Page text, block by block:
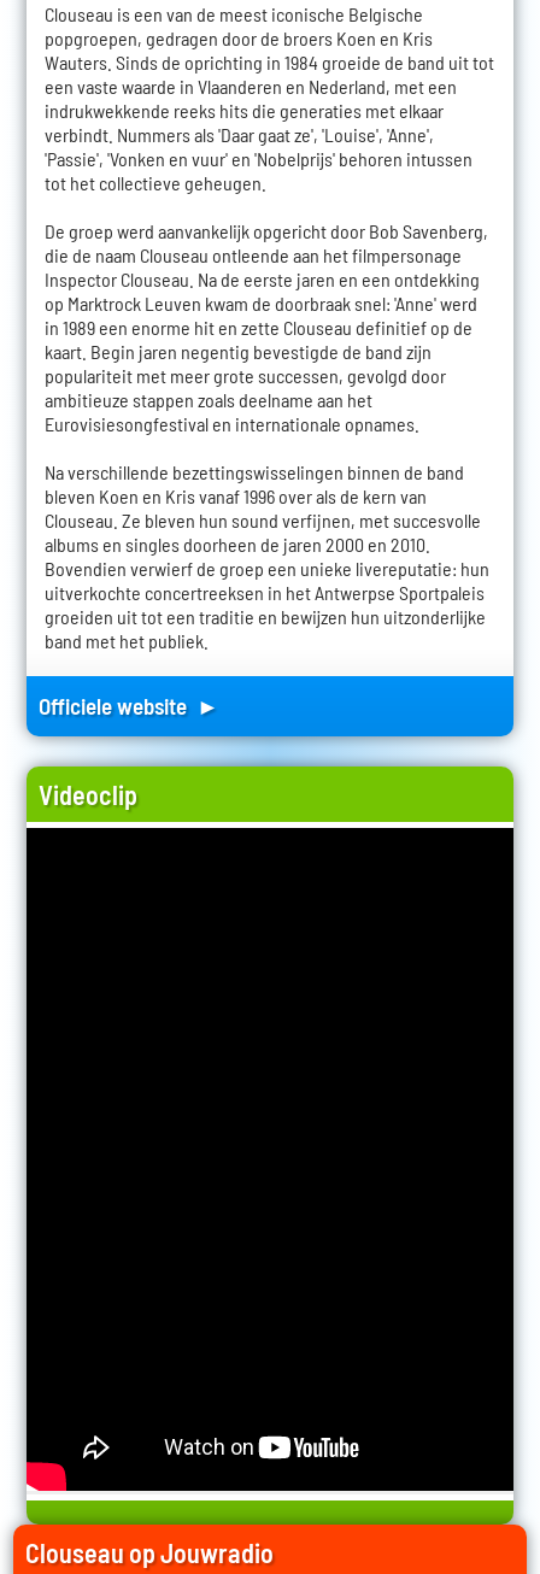
Clouseau is een van de meest iconische Belgische
popgroepen, gedragen door de broers Koen en Kris
Wauters. Sinds de oprichting in 1984 groeide de band uit tot
een vaste waarde in Vlaanderen en Nederland, met een
indrukwekkende reeks hits die generaties met elkaar
verbindt. Nummers als 'Daar gaat ze', 'Louise', 'Anne',
'Passie', 'Vonken en vuur' en 'Nobelprijs' behoren intussen
tot het collectieve geheugen.
De groep werd aanvankelijk opgericht door Bob Savenberg,
die de naam Clouseau ontleende aan het filmpersonage
Inspector Clouseau. Na de eerste jaren en een ontdekking
op Marktrock Leuven kwam de doorbraak snel: 'Anne' werd
in 1989 een enorme hit en zette Clouseau definitief op de
kaart. Begin jaren negentig bevestigde de band zijn
populariteit met meer grote successen, gevolgd door
ambitieuze stappen zoals deelname aan het
Eurovisiesongfestival en internationale opnames.
Na verschillende bezettingswisselingen binnen de band
bleven Koen en Kris vanaf 1996 over als de kern van
Clouseau. Ze bleven hun sound verfijnen, met succesvolle
albums en singles doorheen de jaren 2000 en 2010.
Bovendien verwierf de groep een unieke livereputatie: hun
uitverkochte concertreeksen in het Antwerpse Sportpaleis
groeiden uit tot een traditie en bewijzen hun uitzonderlijke
band met het publiek.
Officiele website ►
Videoclip
Clouseau op Jouwradio